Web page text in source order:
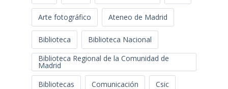
Arte fotográfico Ateneo de Madrid
Biblioteca
Biblioteca Nacional
Biblioteca Regional de la Comunidad de
Madrid
Bibliotecas
Comunicación Csic